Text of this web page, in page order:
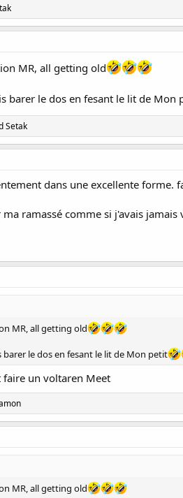
MR, all getting old
barer le dos en fesant le lit de Mon
Setak
dans une excellente forme.
ma ramassé comme si j'avais
MR, all getting old
barer le dos en fesant le lit de Mon petit
faire un voltaren Meet
MR, all getting old